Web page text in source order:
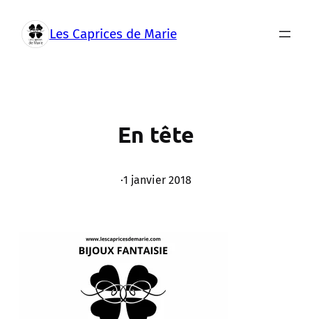
contenu
Les Caprices de Marie
En tête
·1 janvier 2018